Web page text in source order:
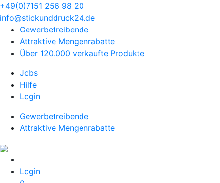
+49(0)7151 256 98 20‬
info@stickunddruck24.de
Gewerbetreibende
Attraktive Mengenrabatte
Über 120.000 verkaufte Produkte
Jobs
Hilfe
Login
Gewerbetreibende
Attraktive Mengenrabatte
Login